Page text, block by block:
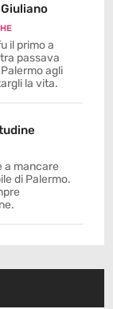
il primo a
passava
agli
la vita.
a mancare
di Palermo.